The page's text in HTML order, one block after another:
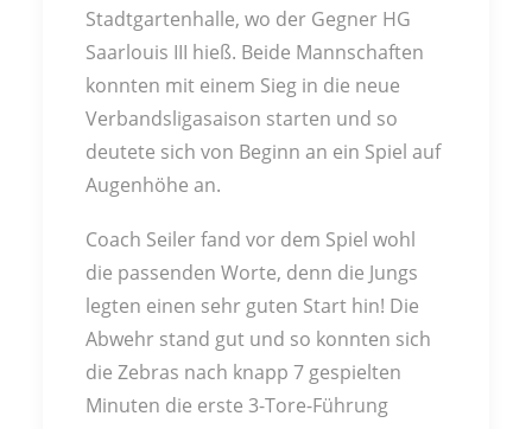
Stadtgartenhalle, wo der Gegner HG
Saarlouis III hieß. Beide Mannschaften
konnten mit einem Sieg in die neue
Verbandsligasaison starten und so
deutete sich von Beginn an ein Spiel auf
Augenhöhe an.
Coach Seiler fand vor dem Spiel wohl
die passenden Worte, denn die Jungs
legten einen sehr guten Start hin! Die
Abwehr stand gut und so konnten sich
die Zebras nach knapp 7 gespielten
Minuten die erste 3-Tore-Führung